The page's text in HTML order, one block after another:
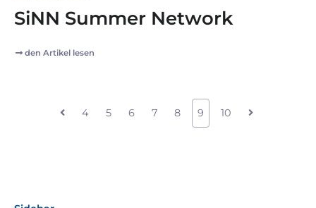
SiNN Summer Network
den Artikel lesen
4 5 6 7 8 9 10